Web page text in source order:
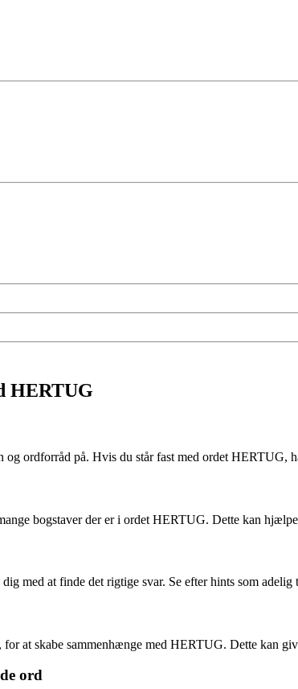
HERTUG
ordforråd på. Hvis du står fast med ordet HERTUG,
bogstaver der er i ordet HERTUG. Dette kan
med at finde det rigtige svar. Se efter hints som
at skabe sammenhænge med HERTUG. Dette kan
ord